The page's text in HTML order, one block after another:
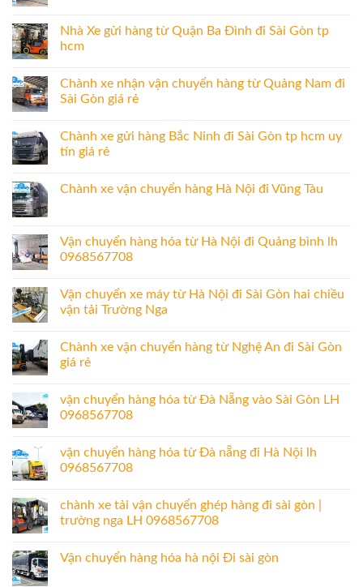
Nhà Xe gửi hàng từ Quận Ba Đình đi Sài Gòn tp
hcm
Chành xe nhận vận chuyển hàng từ Quảng Nam đi
Sài Gòn giá rẻ
Chành xe gửi hàng Bắc Ninh đi Sài Gòn tp hcm uy
tín giá rẻ
Chành xe vận chuyển hàng Hà Nội đi Vũng Tàu
Vận chuyển hàng hóa từ Hà Nội đi Quảng bình lh
0968567708
Vận chuyển xe máy từ Hà Nội đi Sài Gòn hai chiều
vận tải Trường Nga
Chành xe vận chuyển hàng từ Nghệ An đi Sài Gòn
giá rẻ
vận chuyển hàng hóa từ Đà Nẵng vào Sài Gòn LH
0968567708
vận chuyển hàng hóa từ Đà nẵng đi Hà Nội lh
0968567708
chành xe tải vận chuyển ghép hàng đi sài gòn |
trường nga LH 0968567708
Vận chuyển hàng hóa hà nội Đi sài gòn